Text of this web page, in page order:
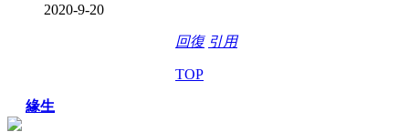
2020-9-20
回復 引用
TOP
緣生